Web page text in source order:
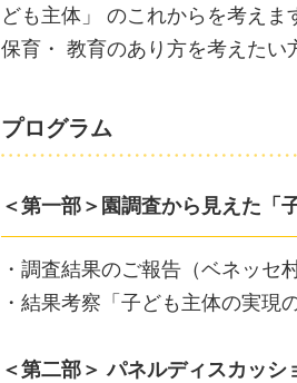
ども主体」 のこれからを考え
保育・ 教育のあり方を考えたい
プログラム
＜第一部＞園調査から見えた「
・調査結果のご報告（ベネッセ村
・結果考察「子ども主体の実現
＜第二部＞ パネルディスカッシ